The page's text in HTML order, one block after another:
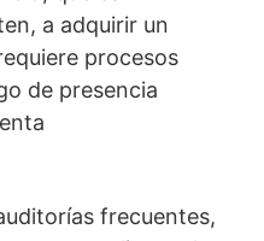
a adquirir un
procesos
de presencia
frecuentes,